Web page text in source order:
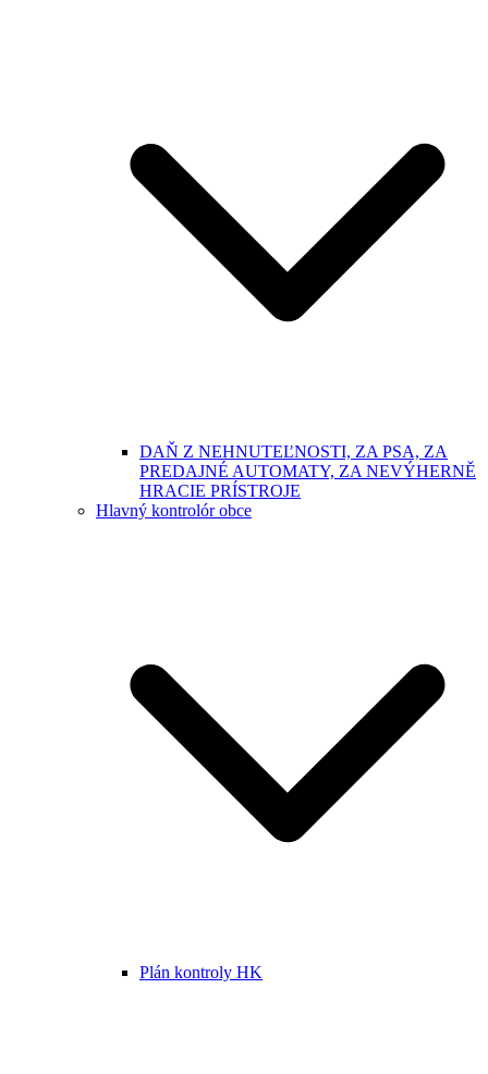
DAŇ Z NEHNUTEĽNOSTI, ZA PSA, ZA
PREDAJNÉ AUTOMATY, ZA NEVÝHERNĚ
HRACIE PRÍSTROJE
Hlavný kontrolór obce
Plán kontroly HK